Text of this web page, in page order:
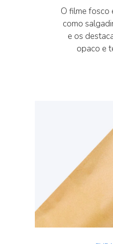
O filme fosco
como
e os
opaco e